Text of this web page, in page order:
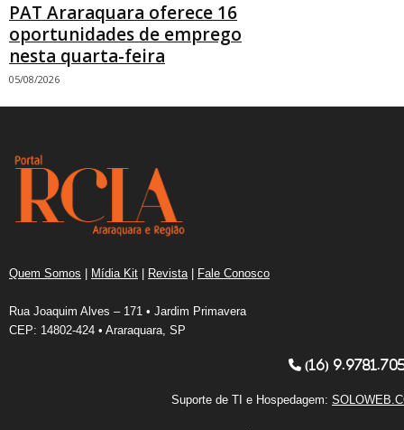
PAT Araraquara oferece 16
oportunidades de emprego
nesta quarta-feira
05/08/2026
Quem Somos Mídia Kit Revista| Fale Conosco
Rua Joaquim Alves – 171 • Jardim Primavera
CEP: 14802-424 • Araraquara, SP
(16)
Suporte de TI e Hospedagem: